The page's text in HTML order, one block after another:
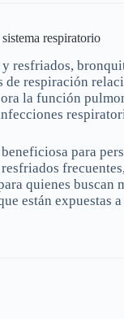
respiratorio
resfriados,
de respiración
la función
beneficiosa para
quienes
están expuestas